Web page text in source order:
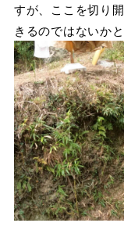
すが、ここを切り
きるのではないか